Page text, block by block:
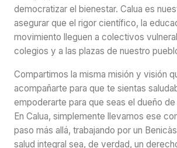
democratizar el bienestar. Calua es
asegurar que el rigor científico, la
movimiento lleguen a colectivos
colegios y a las plazas de nuestro
Compartimos la misma misión y visión
acompañarte para que te sientas
empoderarte para que seas el dueño
En Calua, simplemente llevamos ese
paso más allá, trabajando por un
salud integral sea, de verdad, un